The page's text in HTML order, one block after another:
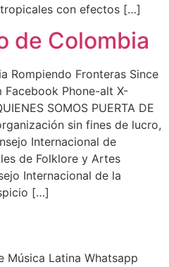
con efectos […]
de Colombia
Rompiendo Fronteras Since
Facebook Phone-alt X-
SOMOS PUERTA DE
sin fines de lucro,
Internacional de
de Folklore y Artes
Internacional de la
[…]
Música Latina Whatsapp